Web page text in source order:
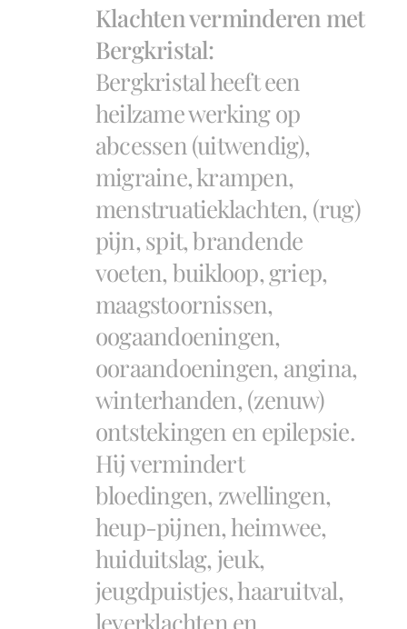
Klachten verminderen met
Bergkristal:
Bergkristal heeft een
heilzame werking op
abcessen (uitwendig),
migraine, krampen,
menstruatieklachten, (rug)
pijn, spit, brandende
voeten, buikloop, griep,
maagstoornissen,
oogaandoeningen,
ooraandoeningen, angina,
winterhanden, (zenuw)
ontstekingen en epilepsie.
Hij vermindert
bloedingen, zwellingen,
heup-pijnen, heimwee,
huiduitslag, jeuk,
jeugdpuistjes, haaruitval,
leverklachten en